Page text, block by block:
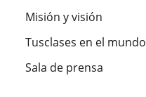
Misión y visión
Tusclases en el mundo
Sala de prensa